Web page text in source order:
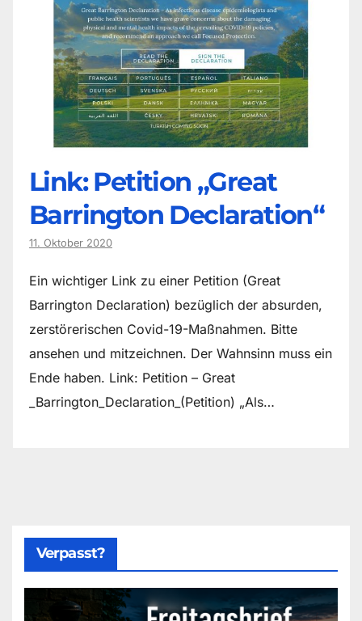
Link: Petition „Great
Barrington Declaration“
11. Oktober 2020
Ein wichtiger Link zu einer Petition (Great
Barrington Declaration) bezüglich der absurden,
zerstörerischen Covid-19-Maßnahmen. Bitte
ansehen und mitzeichnen. Der Wahnsinn muss ein
Ende haben. Link: Petition – Great
_Barrington_Declaration_(Petition) „Als…
Verpasst?